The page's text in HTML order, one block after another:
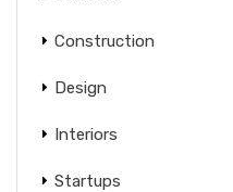
Construction
Design
Interiors
Startups